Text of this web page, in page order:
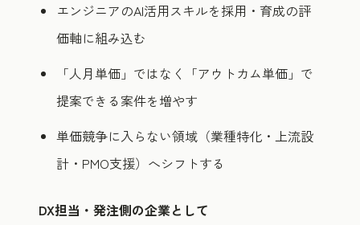
エンジニアのAI活用スキルを採用・育成の評
価軸に組み込む
「人月単価」ではなく「アウトカム単価」で
提案できる案件を増やす
単価競争に入らない領域（業種特化・上流設
計・PMO支援）へシフトする
DX担当・発注側の企業として